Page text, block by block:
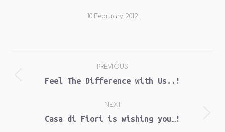
10 February 2012
navigation
PREVIOUS
Previous
Feel The Difference with Us..!
NEXT
Next
Casa di Fiori is wishing you…!